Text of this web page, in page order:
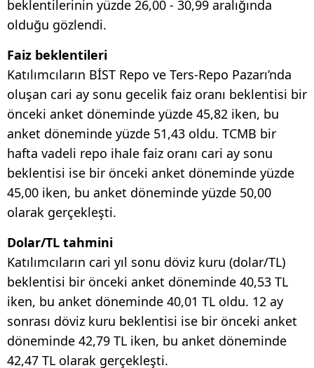
beklentilerinin yüzde 26,00 - 30,99 aralığında
olduğu gözlendi.
Faiz beklentileri
Katılımcıların BİST Repo ve Ters-Repo Pazarı’nda
oluşan cari ay sonu gecelik faiz oranı beklentisi bir
önceki anket döneminde yüzde 45,82 iken, bu
anket döneminde yüzde 51,43 oldu. TCMB bir
hafta vadeli repo ihale faiz oranı cari ay sonu
beklentisi ise bir önceki anket döneminde yüzde
45,00 iken, bu anket döneminde yüzde 50,00
olarak gerçekleşti.
Dolar/TL tahmini
Katılımcıların cari yıl sonu döviz kuru (dolar/TL)
beklentisi bir önceki anket döneminde 40,53 TL
iken, bu anket döneminde 40,01 TL oldu. 12 ay
sonrası döviz kuru beklentisi ise bir önceki anket
döneminde 42,79 TL iken, bu anket döneminde
42,47 TL olarak gerçekleşti.